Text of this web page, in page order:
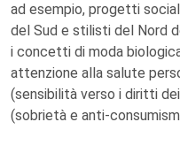
ad esempio, progetti
del Sud e stilisti del Nord
i concetti di moda
attenzione alla salute
(sensibilità verso i diritti
(sobrietà e anti-